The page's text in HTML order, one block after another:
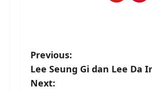
P
o
Previous:
Lee Seung Gi dan Lee Da
Next: